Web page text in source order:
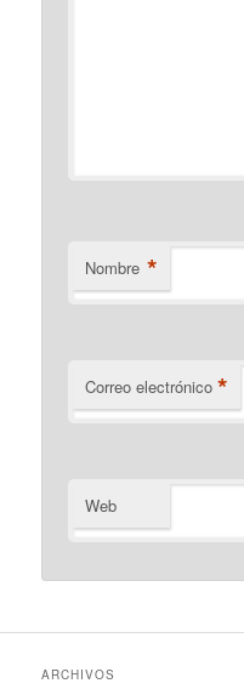
Nombre *
Correo electrónico *
Web
ARCHIVOS